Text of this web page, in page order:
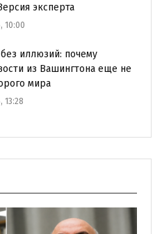
эксперта
10:00
иллюзий: почему
из Вашингтона еще не
мира
13:28